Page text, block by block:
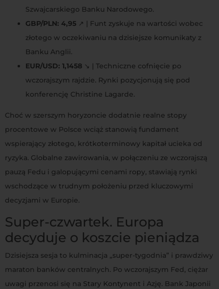
Szwajcarskiego Banku Narodowego.
GBP/PLN: 4,95 ↗️ | Funt zyskuje na wartości wobec
złotego w oczekiwaniu na dzisiejsze komunikaty z
Banku Anglii.
EUR/USD: 1,1458 ↘️ | Techniczne cofnięcie po
wczorajszym rajdzie. Rynki pozycjonują się pod
konferencję Christine Lagarde.
Choć w szerszym horyzoncie dodatnie realne stopy
procentowe w Polsce wciąż stanowią fundament
wspierający złotego, krótkoterminowy kapitał ucieka od
ryzyka. Globalne zawirowania, w połączeniu ze wczorajszą
pauzą Fedu i galopującymi cenami ropy, stawiają rynki
wschodzące w trudnym położeniu przed kluczowymi
decyzjami w Europie.
Super-czwartek. Europa
decyduje o koszcie pieniądza
Dzisiejsza sesja to kulminacja „super-tygodnia” i prawdziwy
maraton banków centralnych. Po wczorajszym Fed, ciężar
uwagi przenosi się na Stary Kontynent i Azję. Bank Japonii